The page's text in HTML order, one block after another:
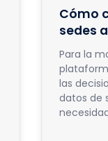
Cómo
sedes
Para la
las
datos de